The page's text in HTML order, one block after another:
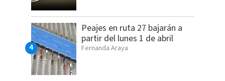
Peajes en ruta 27 bajarán a
partir del lunes 1 de abril
Fernanda Araya